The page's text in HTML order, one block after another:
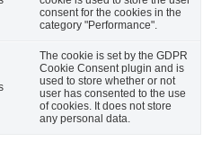
consent for the cookies in the
category "Performance".
The cookie is set by the GDPR
Cookie Consent plugin and is
used to store whether or not
user has consented to the use
of cookies. It does not store
any personal data.